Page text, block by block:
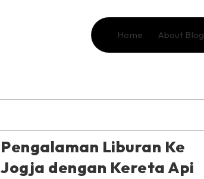
Home About Blog
Pengalaman Liburan Ke
Jogja dengan Kereta Api